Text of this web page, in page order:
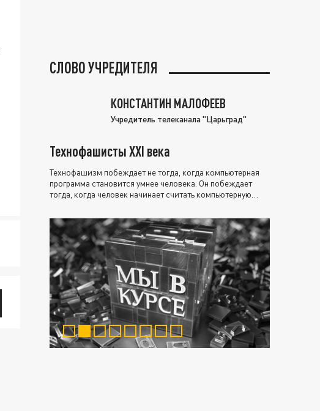
СЛОВО УЧРЕДИТЕЛЯ
КОНСТАНТИН МАЛОФЕЕВ
Учредитель телеканала "Царьград"
Технофашисты XXI века
Технофашизм побеждает не тогда, когда компьютерная
программа становится умнее человека. Он побеждает
тогда, когда человек начинает считать компьютерную